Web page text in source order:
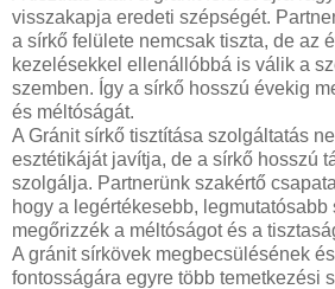
visszakapja eredeti szépségét.
a sírkő felülete nemcsak tiszta, de az
kezelésekkel ellenállóbbá is válik a
szemben. Így a sírkő hosszú évekig
és méltóságát.
A Gránit sírkő tisztítása szolgáltatás
esztétikáját javítja, de a sírkő hosszú
szolgálja. Partnerünk szakértő
hogy a legértékesebb,
megőrizzék a méltóságot és a
A gránit sírkövek megbecsülésének
fontosságára egyre több temetkezési